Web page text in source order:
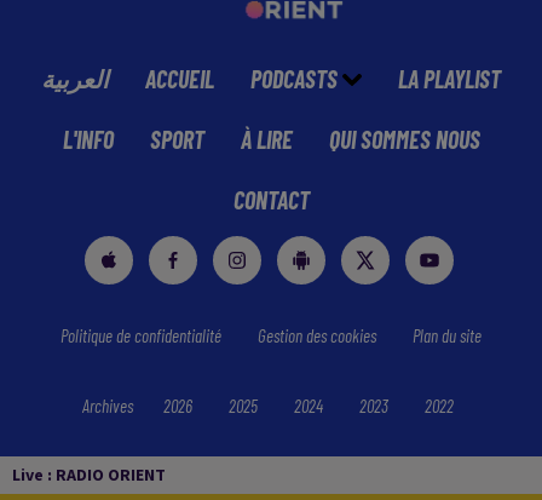
Live : RADIO ORIENT
العربية ACCUEIL PODCASTS LA PLAYLIST
L'INFO SPORT À LIRE QUI SOMMES NOUS
CONTACT
Politique de confidentialité Gestion des cookies Plan du site
Archives 2026 2025 2024 2023 2022